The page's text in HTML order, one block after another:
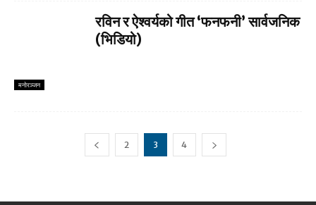
मनाेरञ्जन
रविन र ऐश्वर्यको गीत ‘फनफनी’ सार्वजनिक
(भिडियो)
2 3 4